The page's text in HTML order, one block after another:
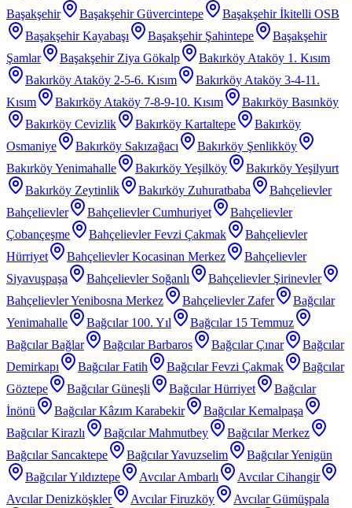
Başakşehir
Başakşehir Güvercintepe
Başakşehir İkitelli OSB
Başakşehir Kayabaşı
Başakşehir Şahintepe
Başakşehir
Şamlar
Başakşehir Ziya Gökalp
Bakırköy Ataköy 1. Kısım
Bakırköy Ataköy 2-5-6. Kısım
Bakırköy Ataköy 3-4-11.
Kısım
Bakırköy Ataköy 7-8-9-10. Kısım
Bakırköy Basınköy
Bakırköy Cevizlik
Bakırköy Kartaltepe
Bakırköy
Osmaniye
Bakırköy Sakızağacı
Bakırköy Şenlikköy
Bakırköy Yenimahalle
Bakırköy Yeşilköy
Bakırköy Yeşilyurt
Bakırköy Zeytinlik
Bakırköy Zuhuratbaba
Bahçelievler
Bahçelievler
Bahçelievler Cumhuriyet
Bahçelievler
Çobançeşme
Bahçelievler Fevzi Çakmak
Bahçelievler
Hürriyet
Bahçelievler Kocasinan Merkez
Bahçelievler
Siyavuşpaşa
Bahçelievler Soğanlı
Bahçelievler Şirinevler
Bahçelievler Yenibosna Merkez
Bahçelievler Zafer
Bağcılar
Yenimahalle
Bağcılar 100. Yıl
Bağcılar 15 Temmuz
Bağcılar Bağlar
Bağcılar Barbaros Bağcılar Çınar
Bağcılar
Demirkapı
Bağcılar Fatih Bağcılar Fevzi Çakmak
Bağcılar
Göztepe
Bağcılar Güneşli Bağcılar Hürriyet
Bağcılar
İnönü
Bağcılar Kâzım Karabekir
Bağcılar Kemalpaşa
Bağcılar Kirazlı
Bağcılar Mahmutbey
Bağcılar Merkez
Bağcılar Sancaktepe
Bağcılar Yavuzselim
Bağcılar Yenigün
Bağcılar Yıldıztepe
Avcılar Ambarlı
Avcılar Cihangir
Avcılar Denizköşkler
Avcılar Firuzköy Avcılar Gümüşpala